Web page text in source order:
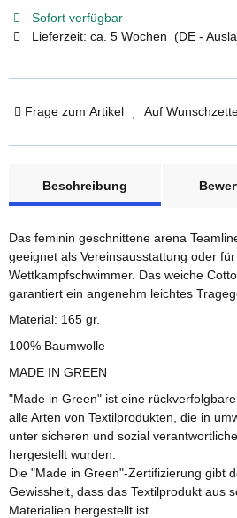
Sofort verfügbar
Lieferzeit: ca. 5 Wochen (DE -
Frage zum Artikel Auf
Beschreibung
Das feminin geschnittene arena
geeignet als Vereinsausstattung oder
Wettkampfschwimmer. Das weiche
garantiert ein angenehm leichtes
Material: 165 gr.
100% Baumwolle
MADE IN GREEN
"Made in Green" ist eine
alle Arten von Textilprodukten, die in
unter sicheren und sozial
hergestellt wurden.
Die "Made in Green"-Zertifizierung gibt
Gewissheit, dass das Textilprodukt aus
Materialien hergestellt ist.